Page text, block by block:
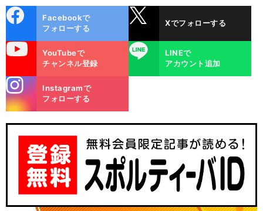
ok
Facebookで
フォローする
Xでフォローする
YouTubeで
チャンネル登録
LINE
LINEで
アカウント追加
m
Instagramで
フォローする